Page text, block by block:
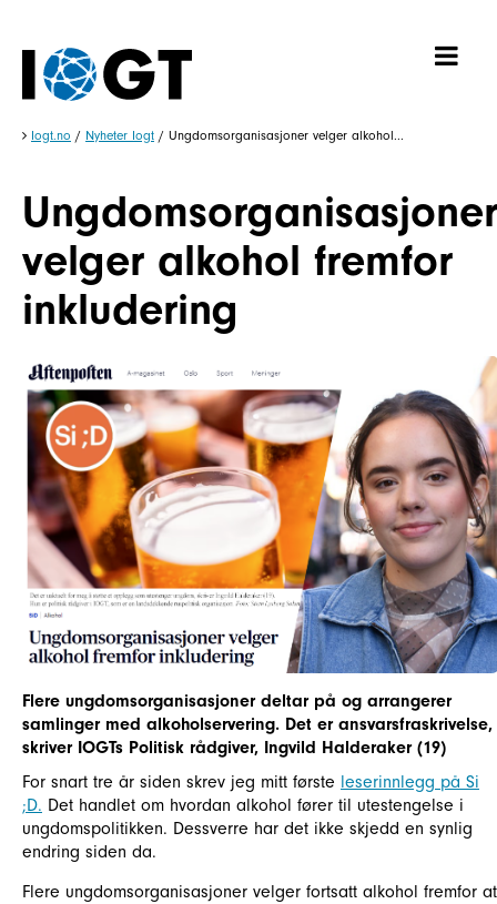
Iogt.no / Nyheter Iogt / Ungdomsorganisasjoner velger alkohol...
Ungdomsorganisasjoner
velger alkohol fremfor
inkludering
Flere ungdomsorganisasjoner deltar på og arrangerer
samlinger med alkoholservering. Det er ansvarsfraskrivelse,
skriver IOGTs Politisk rådgiver, Ingvild Halderaker (19)
For snart tre år siden skrev jeg mitt første leserinnlegg på Si
;D. Det handlet om hvordan alkohol fører til utestengelse i
ungdomspolitikken. Dessverre har det ikke skjedd en synlig
endring siden da.
Flere ungdomsorganisasjoner velger fortsatt alkohol fremfor at